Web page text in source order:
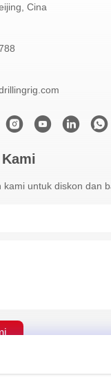
Cina
untuk diskon dan